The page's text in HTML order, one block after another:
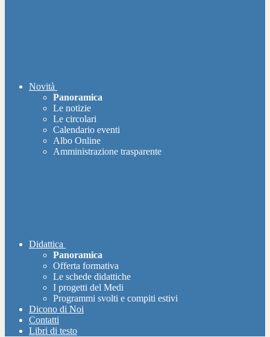
Novità
Panoramica
Le notizie
Le circolari
Calendario eventi
Albo Online
Amministrazione trasparente
Didattica
Panoramica
Offerta formativa
Le schede didattiche
I progetti del Medi
Programmi svolti e compiti estivi
Dicono di Noi
Contatti
Libri di testo